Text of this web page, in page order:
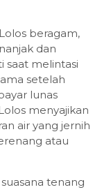
beragam,
dan
saat melintasi
setelah
lunas
menyajikan
air yang jernih
atau
tenang